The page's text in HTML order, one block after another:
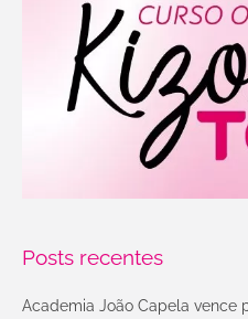
Posts recentes
Academia João Capela vence